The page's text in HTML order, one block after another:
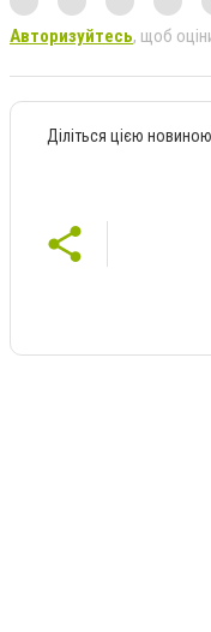
Авторизуйтесь, щоб
Діліться цією